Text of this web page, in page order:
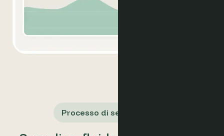
Processo di setup rapido